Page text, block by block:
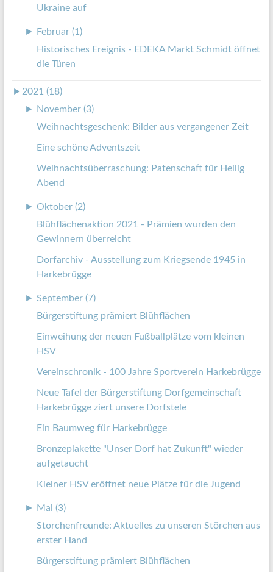
Ukraine auf
► Februar (1)
Historisches Ereignis - EDEKA Markt Schmidt öffnet
die Türen
► 2021 (18)
► November (3)
Weihnachtsgeschenk: Bilder aus vergangener Zeit
Eine schöne Adventszeit
Weihnachtsüberraschung: Patenschaft für Heilig
Abend
► Oktober (2)
Blühflächenaktion 2021 - Prämien wurden den
Gewinnern überreicht
Dorfarchiv - Ausstellung zum Kriegsende 1945 in
Harkebrügge
► September (7)
Bürgerstiftung prämiert Blühflächen
Einweihung der neuen Fußballplätze vom kleinen
HSV
Vereinschronik - 100 Jahre Sportverein Harkebrügge
Neue Tafel der Bürgerstiftung Dorfgemeinschaft
Harkebrügge ziert unsere Dorfstele
Ein Baumweg für Harkebrügge
Bronzeplakette "Unser Dorf hat Zukunft" wieder
aufgetaucht
Kleiner HSV eröffnet neue Plätze für die Jugend
► Mai (3)
Storchenfreunde: Aktuelles zu unseren Störchen aus
erster Hand
Bürgerstiftung prämiert Blühflächen